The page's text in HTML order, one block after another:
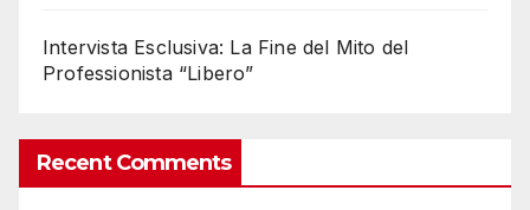
Intervista Esclusiva: La Fine del Mito del
Professionista “Libero”
Recent Comments